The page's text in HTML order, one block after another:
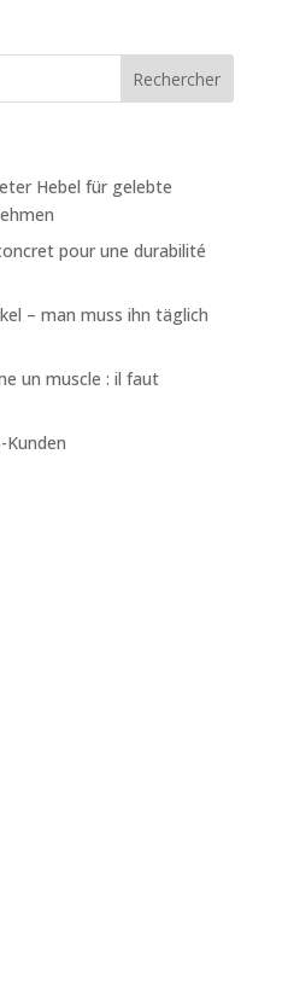
Hebel für gelebte
pour une durabilité
– man muss ihn täglich
un muscle : il faut
Kunden